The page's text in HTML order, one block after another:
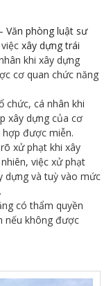
Văn phòng luật sư
xây dựng trái
khi xây dựng
cơ quan chức năng
chức, cá nhân khi
xây dựng của cơ
được miễn.
xử phạt khi xây
việc xử phạt
dựng và tuỳ vào mức
có thẩm quyền
nếu không được